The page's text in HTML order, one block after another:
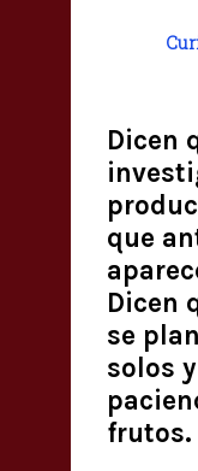
Dicen
que
Dicen
se
solos
frutos.